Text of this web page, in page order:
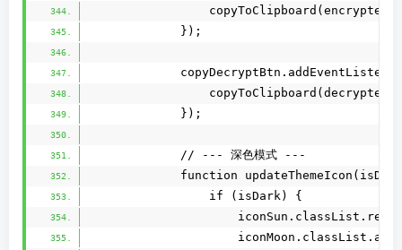
            });
            });
            // --- 深色模式 ---
function
                if (isDark) {